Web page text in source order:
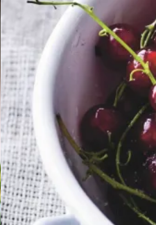
Rysteribs Rysteribs
Gem opskrift
Dessert
Dansk mad